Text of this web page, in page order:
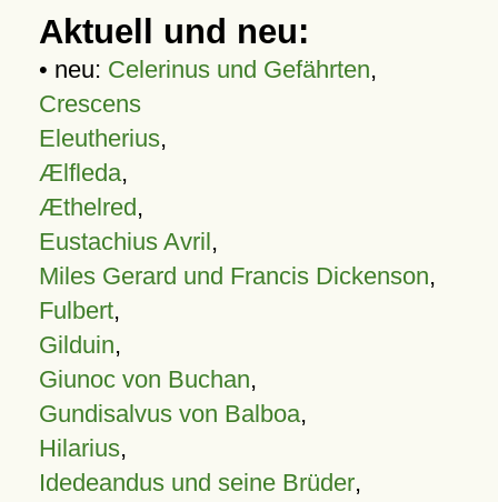
Aktuell und neu:
• neu: Celerinus und Gefährten,
Crescens
Eleutherius,
Ælfleda,
Æthelred,
Eustachius Avril,
Miles Gerard und Francis Dickenson,
Fulbert,
Gilduin,
Giunoc von Buchan,
Gundisalvus von Balboa,
Hilarius,
Idedeandus und seine Brüder,